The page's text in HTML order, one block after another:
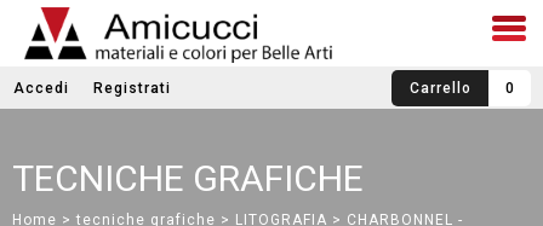
Carrello 0
Accedi Registrati
TECNICHE GRAFICHE
Home >tecniche grafiche > LITOGRAFIA > CHARBONNEL -